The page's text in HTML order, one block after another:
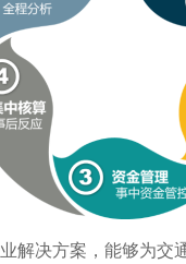
决方案，能够为交通